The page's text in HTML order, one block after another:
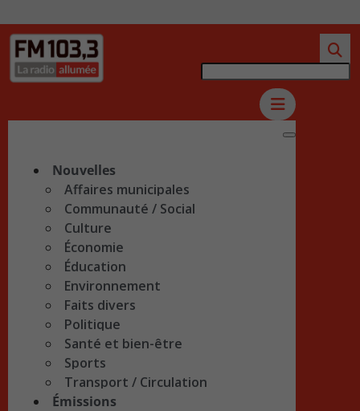
Nouvelles
Affaires municipales
Communauté / Social
Culture
Économie
Éducation
Environnement
Faits divers
Politique
Santé et bien-être
Sports
Transport / Circulation
Émissions